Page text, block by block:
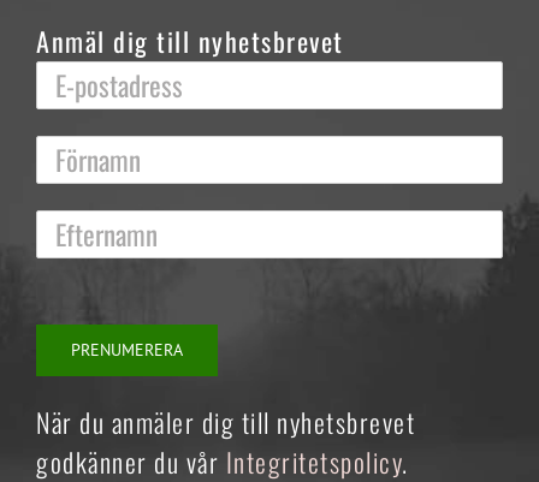
Anmäl dig till nyhetsbrevet
När du anmäler dig till nyhetsbrevet
godkänner du vår Integritetspolicy.